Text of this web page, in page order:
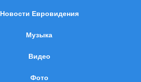
Новости Евровидения
Музыка
Видео
Фото